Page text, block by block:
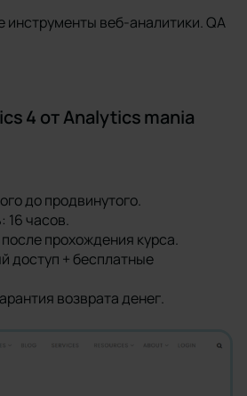
веб-аналитики. QA
4 от Analytics mania
до продвинутого.
16 часов.
прохождения курса.
доступ + бесплатные
возврата денег.